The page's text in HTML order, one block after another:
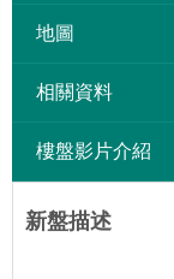
地圖
相關資料
樓盤影片介紹
新盤描述